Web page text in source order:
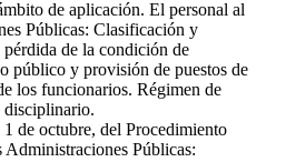
de aplicación. El personal al
Públicas: Clasificación y
de la condición de
público y provisión de puestos de
los funcionarios. Régimen de
disciplinario.
de octubre, del Procedimiento
Públicas: